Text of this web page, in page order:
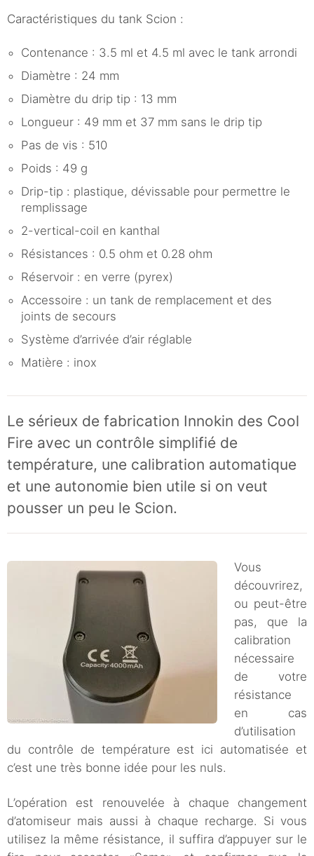
Caractéristiques du tank Scion :
Contenance : 3.5 ml et 4.5 ml avec le tank arrondi
Diamètre : 24 mm
Diamètre du drip tip : 13 mm
Longueur : 49 mm et 37 mm sans le drip tip
Pas de vis : 510
Poids : 49 g
Drip-tip : plastique, dévissable pour permettre le
remplissage
2-vertical-coil en kanthal
Résistances : 0.5 ohm et 0.28 ohm
Réservoir : en verre (pyrex)
Accessoire : un tank de remplacement et des
joints de secours
Système d’arrivée d’air réglable
Matière : inox
Le sérieux de fabrication Innokin des Cool
Fire avec un contrôle simplifié de
température, une calibration automatique
et une autonomie bien utile si on veut
pousser un peu le Scion.
Vous
découvrirez,
ou peut-être
pas, que la
calibration
nécessaire
de votre
résistance
en cas
d’utilisation
du contrôle de température est ici automatisée et
c’est une très bonne idée pour les nuls.
L’opération est renouvelée à chaque changement
d’atomiseur mais aussi à chaque recharge. Si vous
utilisez la même résistance, il suffira d’appuyer sur le